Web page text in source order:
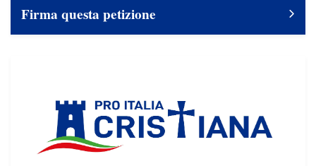
Firma questa petizione